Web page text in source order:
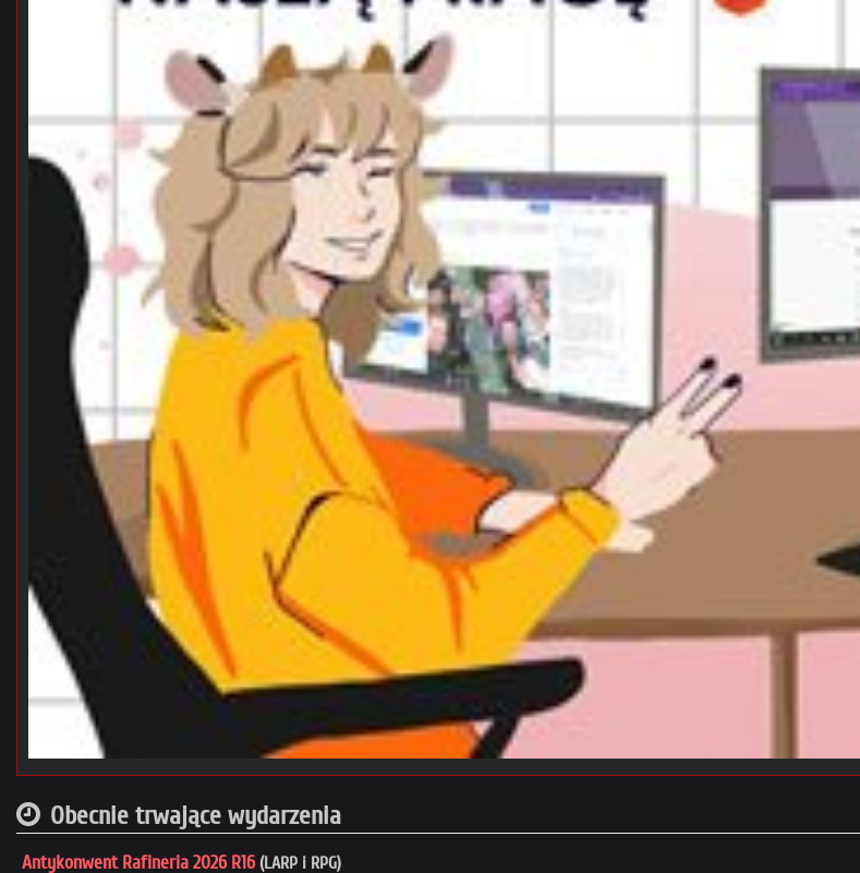
Obecnie trwające wydarzenia
Antykonwent Rafineria 2026 R16 (LARP i RPG)